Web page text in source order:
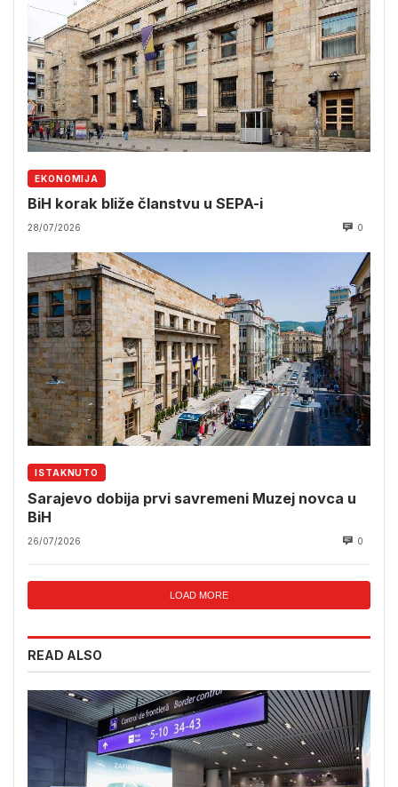
EKONOMIJA
BiH korak bliže članstvu u SEPA-i
28/07/2026 0
ISTAKNUTO
Sarajevo dobija prvi savremeni Muzej novca u
BiH
26/07/2026 0
LOAD MORE
READ ALSO